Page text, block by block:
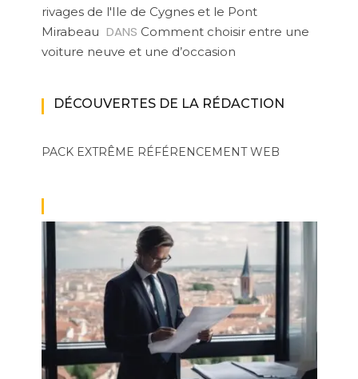
rivages de l'Ile de Cygnes et le Pont
Mirabeau DANS Comment choisir entre une
voiture neuve et une d’occasion
DÉCOUVERTES DE LA RÉDACTION
PACK EXTRÊME RÉFÉRENCEMENT WEB